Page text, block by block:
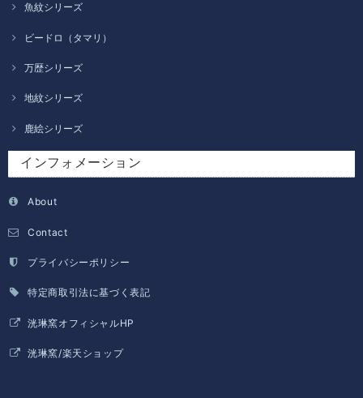
魚紋シリーズ
ビードロ（タマリ）
万歴シリーズ
地紋シリーズ
鹿絵シリーズ
インフォメーション
About
Contact
プライバシーポリシー
特定商取引法に基づく表記
洸琳窯オフィシャルHP
洸琳窯/楽天ショップ